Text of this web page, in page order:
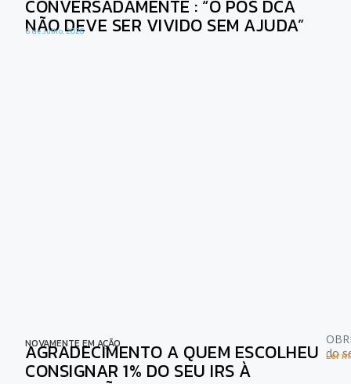
CONVERSADAMENTE : “O PÓS DCA
NÃO DEVE SER VIVIDO SEM AJUDA”
6 de Julho, 2026
NOVAMENTE EM AÇÃO
AGRADECIMENTO A QUEM ESCOLHEU
CONSIGNAR 1% DO SEU IRS À
do
Ler